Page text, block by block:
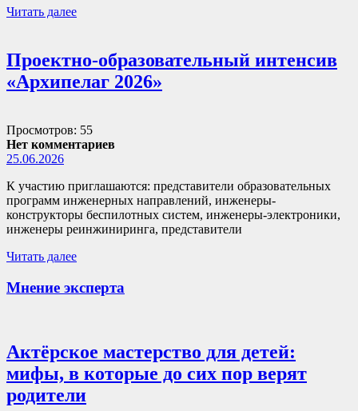
Читать далее
Проектно-образовательный интенсив
«Архипелаг 2026»
Просмотров: 55
Нет комментариев
25.06.2026
К участию приглашаются: представители образовательных
программ инженерных направлений, инженеры-
конструкторы беспилотных систем, инженеры-электроники,
инженеры реинжиниринга, представители
Читать далее
Мнение эксперта
Актёрское мастерство для детей:
мифы, в которые до сих пор верят
родители